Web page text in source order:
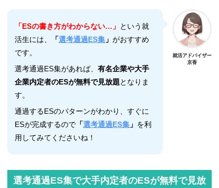
「ESの書き方がわからない…」 という就
活生には、
「選考通過ES集 」 がおすすめ
です。
選考通過ES集があれば、 有名企業や大手
企業内定者のESが無料で見放題となりま
す。
通過するESのパターンがわかり、すぐに
ESが完成するので 「選考通過ES集 」 を利
用してみてくださいね！
就活アドバイザー
京香
選考通過ES集で大手内定者のESが無料で見放